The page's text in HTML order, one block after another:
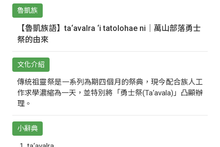
魯凱族
【魯凱族語】ta‘avalra ‘i tatolohae ni｜萬山部落勇士
祭的由來
文化介紹
傳統祖靈祭是一系列為期四個月的祭典，現今配合族人工
作求學濃縮為一天，並特別將「勇士祭(Ta‘avala)」凸顯辦
理。
小辭典